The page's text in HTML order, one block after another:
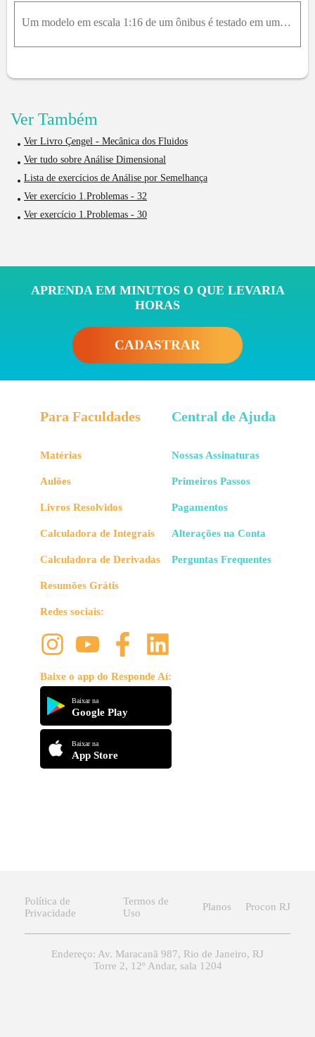
Um modelo em escala 1:16 de um ônibus é testado em um túnel de vento ar-padrão. O modelo tem 152 mm de largura, 200 mm de altura e 762 mm de comprimento. A força de arrasto medida a uma velocidade do
Ver Também
Ver Livro Çengel - Mecânica dos Fluidos
Ver tudo sobre Análise Dimensional
Lista de exercícios de Análise por Semelhança
Ver exercício 1.Problemas - 32
Ver exercício 1.Problemas - 30
APRENDA EM MINUTOS O QUE LEVARIA
HORAS
CADASTRAR
Para Faculdades
Matérias
Aulões
Livros Resolvidos
Calculadora de Integrais
Calculadora de Derivadas
Resumões Grátis
Redes sociais:
Baixe o app do Responde Aí:
Baixar na
Google Play
Baixar na
App Store
Central de Ajuda
Nossas Assinaturas
Primeiros Passos
Pagamentos
Alterações na Conta
Perguntas Frequentes
Política de
Privacidade
Termos de
Uso
Planos Procon RJ
Endereço: Av. Maracanã 987, Rio de Janeiro, RJ
Torre 2, 12º Andar, sala 1204